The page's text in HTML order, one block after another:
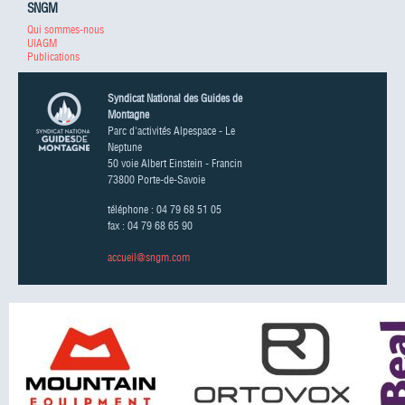
SNGM
Qui sommes-nous
UIAGM
Publications
Syndicat National des Guides de
Montagne
Parc d'activités Alpespace - Le
Neptune
50 voie Albert Einstein - Francin
73800 Porte-de-Savoie
téléphone : 04 79 68 51 05
fax : 04 79 68 65 90
accueil@sngm.com